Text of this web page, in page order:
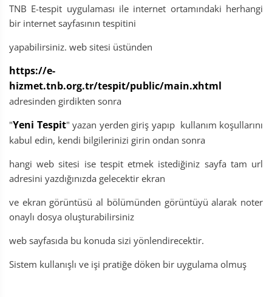
TNB E-tespit uygulaması ile internet ortamındaki herhangi
bir internet sayfasının tespitini
yapabilirsiniz. web sitesi üstünden
https://e-
hizmet.tnb.org.tr/tespit/public/main.xhtml
adresinden girdikten sonra
"Yeni Tespit" yazan yerden giriş yapıp kullanım koşullarını
kabul edin, kendi bilgilerinizi girin ondan sonra
hangi web sitesi ise tespit etmek istediğiniz sayfa tam url
adresini yazdığınızda gelecektir ekran
ve ekran görüntüsü al bölümünden görüntüyü alarak noter
onaylı dosya oluşturabilirsiniz
web sayfasıda bu konuda sizi yönlendirecektir.
Sistem kullanışlı ve işi pratiğe döken bir uygulama olmuş